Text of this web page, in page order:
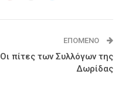
ΕΠΌΜΕΝΟ
Οι πίτες των Συλλόγων της
Δωρίδας